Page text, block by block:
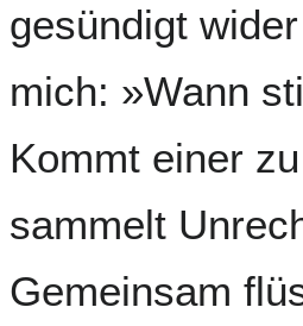
gesündigt
mich: »Wann
Kommt einer
sammelt
Gemeinsam